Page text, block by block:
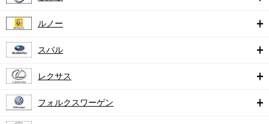
ルノー
スバル
レクサス
フォルクスワーゲン